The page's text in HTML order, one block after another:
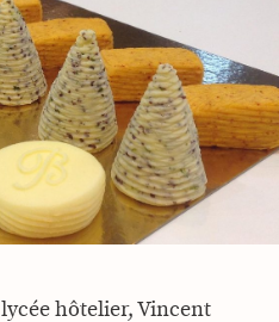
hôtelier, Vincent